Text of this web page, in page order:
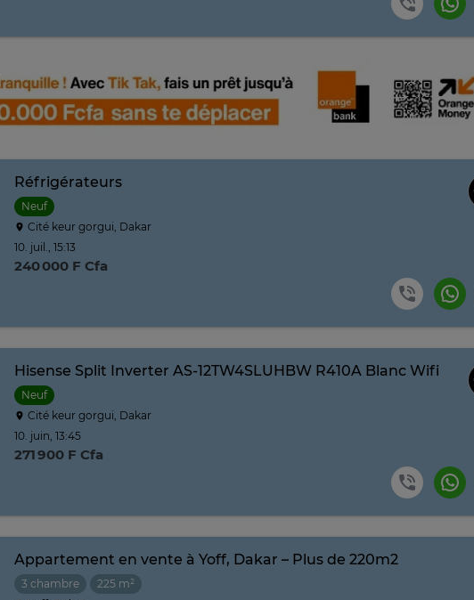
Réfrigérateurs
Neuf
Cité keur gorgui, Dakar
10. juil., 15:13
240 000 F Cfa
Hisense Split Inverter AS-12TW4SLUHBW R410A Blanc Wifi
Neuf
Cité keur gorgui, Dakar
10. juin, 13:45
271 900 F Cfa
Appartement en vente à Yoff, Dakar – Plus de 220m2
3 chambre
225 m²